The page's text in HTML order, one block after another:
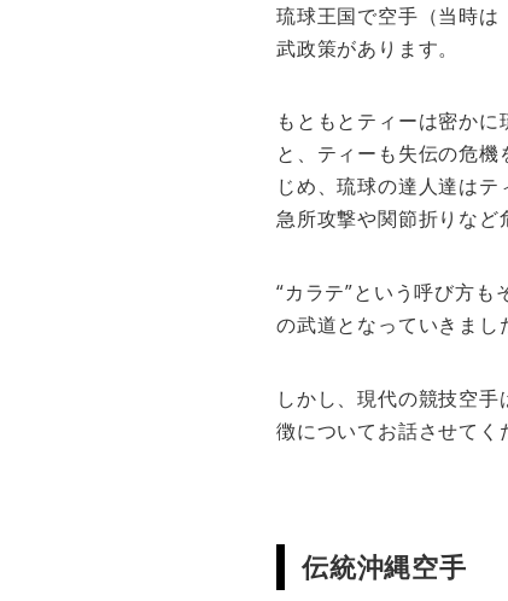
琉球王国で空手（当時
武政策があります。
もともとティーは密か
と、ティーも失伝の危
じめ、琉球の達人達は
急所攻撃や関節折りなど
“カラテ”という呼び方
の武道となっていきまし
しかし、現代の競技空
徴についてお話させてく
伝統沖縄空手